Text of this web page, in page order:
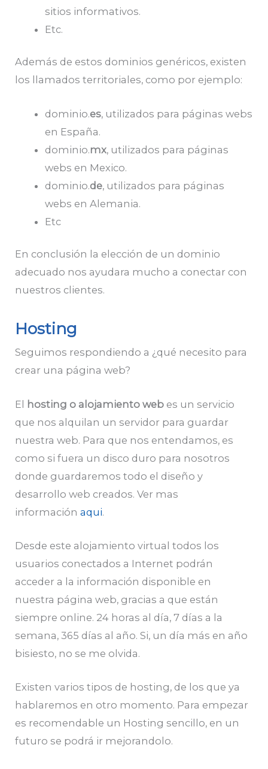
sitios informativos.
Etc.
Además de estos dominios genéricos, existen
los llamados territoriales, como por ejemplo:
dominio.es, utilizados para páginas webs
en España.
dominio.mx, utilizados para páginas
webs en Mexico.
dominio.de, utilizados para páginas
webs en Alemania.
Etc
En conclusión la elección de un dominio
adecuado nos ayudara mucho a conectar con
nuestros clientes.
Hosting
Seguimos respondiendo a ¿qué necesito para
crear una página web?
El hosting o alojamiento web es un servicio
que nos alquilan un servidor para guardar
nuestra web. Para que nos entendamos, es
como si fuera un disco duro para nosotros
donde guardaremos todo el diseño y
desarrollo web creados. Ver mas
informaciónaqui.
Desde este alojamiento virtual todos los
usuarios conectados a Internet podrán
acceder a la información disponible en
nuestra página web, gracias a que están
siempre online. 24 horas al día, 7 días a la
semana, 365 días al año. Si, un día más en año
bisiesto, no se me olvida.
Existen varios tipos de hosting, de los que ya
hablaremos en otro momento. Para empezar
es recomendable un Hosting sencillo, en un
futuro se podrá ir mejorandolo.